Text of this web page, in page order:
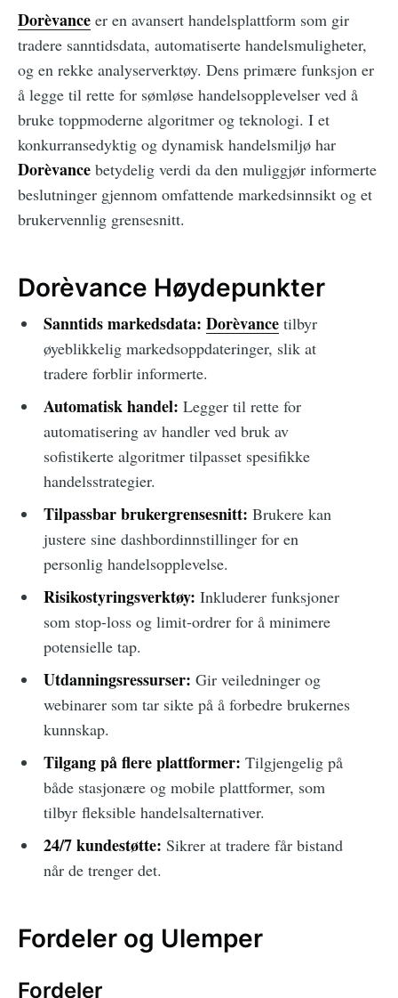
Dorèvance er en avansert handelsplattform som gir
tradere sanntidsdata, automatiserte handelsmuligheter,
og en rekke analyserverktøy. Dens primære funksjon er
å legge til rette for sømløse handelsopplevelser ved å
bruke toppmoderne algoritmer og teknologi. I et
konkurransedyktig og dynamisk handelsmiljø har
Dorèvance betydelig verdi da den muliggjør informerte
beslutninger gjennom omfattende markedsinnsikt og et
brukervennlig grensesnitt.
Dorèvance Høydepunkter
Sanntids markedsdata: Dorèvancetilbyr
øyeblikkelig markedsoppdateringer, slik at
tradere forblir informerte.
Automatisk handel: Legger til rette for
automatisering av handler ved bruk av
sofistikerte algoritmer tilpasset spesifikke
handelsstrategier.
Tilpassbar brukergrensesnitt: Brukere kan
justere sine dashbordinnstillinger for en
personlig handelsopplevelse.
Risikostyringsverktøy: Inkluderer funksjoner
som stop-loss og limit-ordrer for å minimere
potensielle tap.
Utdanningsressurser: Gir veiledninger og
webinarer som tar sikte på å forbedre brukernes
kunnskap.
Tilgang på flere plattformer: Tilgjengelig på
både stasjonære og mobile plattformer, som
tilbyr fleksible handelsalternativer.
24/7 kundestøtte: Sikrer at tradere får bistand
når de trenger det.
Fordeler og Ulemper
Fordeler